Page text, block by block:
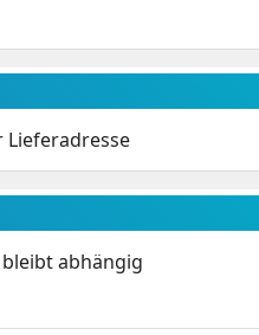
Lieferadresse
abhängig